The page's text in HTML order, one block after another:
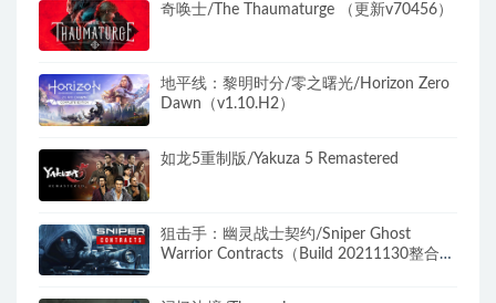
奇唤士/The Thaumaturge （更新v70456）
地平线：黎明时分/零之曙光/Horizon Zero
Dawn（v1.10.H2）
如龙5重制版/Yakuza 5 Remastered
狙击手：幽灵战士契约/Sniper Ghost
Warrior Contracts（Build 20211130整合